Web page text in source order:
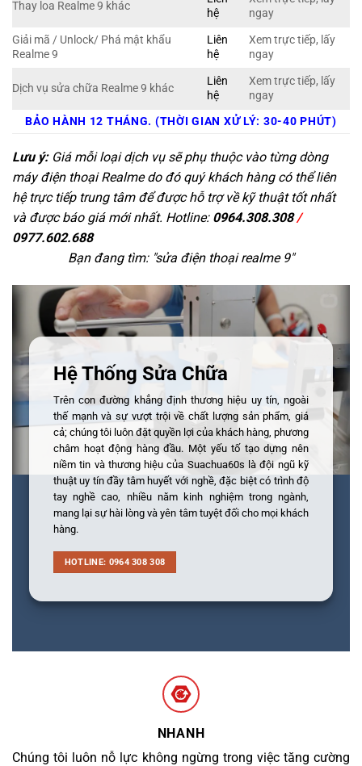
Thay loa Realme 9 khác
hệ
ngay
Giải mã / Unlock/ Phá mật khẩu
Realme 9
Liên
hệ
Xem trực tiếp, lấy
ngay
Dịch vụ sửa chữa Realme 9 khác
Liên
hệ
Xem trực tiếp, lấy
ngay
BẢO HÀNH 12 THÁNG. (THỜI GIAN XỬ LÝ: 30-40 PHÚT)
Lưu ý:Giá mỗi loại dịch vụ sẽ phụ thuộc vào từng dòng
máy điện thoại Realme do đó quý khách hàng có thể liên
hệ trực tiếp trung tâm để được hỗ trợ về kỹ thuật tốt nhất
và được báo giá mới nhất. Hotline: 0964.308.308/
0977.602.688
Bạn đang tìm: "sửa điện thoại realme 9"
Hệ Thống Sửa Chữa
Trên con đường khẳng định thương hiệu uy tín, ngoài
thế mạnh và sự vượt trội về chất lượng sản phẩm, giá
cả; chúng tôi luôn đặt quyền lợi của khách hàng, phương
châm hoạt động hàng đầu. Một yếu tố tạo dựng nên
niềm tin và thương hiệu của Suachua60s là đội ngũ kỹ
thuật uy tín đầy tâm huyết với nghề, đặc biệt có trình độ
tay nghề cao, nhiều năm kinh nghiệm trong ngành,
mang lại sự hài lòng và yên tâm tuyệt đối cho mọi khách
hàng.
HOTLINE: 0964 308 308
NHANH
Chúng tôi luôn nỗ lực không ngừng trong việc tăng cường